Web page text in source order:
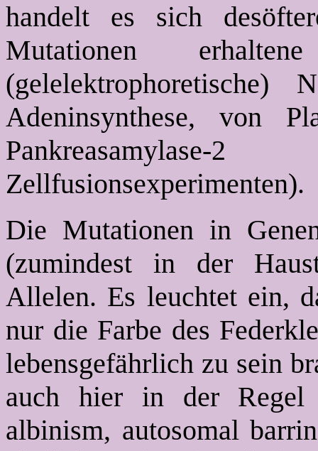
handelt es sich
Mutationen
(gelelektrophoretische)
Adeninsynthese, von
Zellfusionsexperimenten).
Die Mutationen in
(zumindest in der
Allelen. Es leuchtet ein,
nur die Farbe des
lebensgefährlich zu sein
auch hier in der Regel
albinism, autosomal